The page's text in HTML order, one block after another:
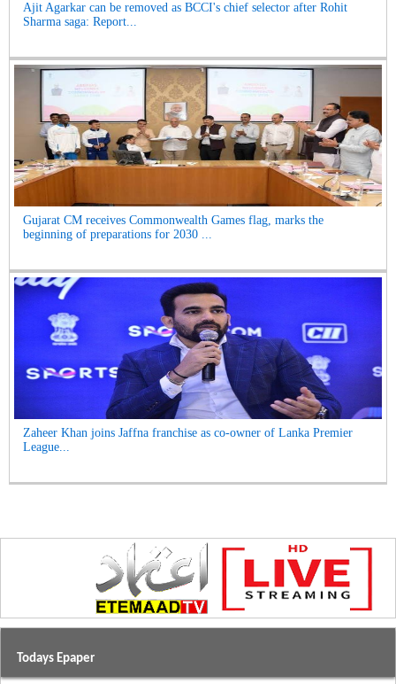
Ajit Agarkar can be removed as BCCI's chief selector after Rohit
Sharma saga: Report...
Gujarat CM receives Commonwealth Games flag, marks the
beginning of preparations for 2030 ...
Zaheer Khan joins Jaffna franchise as co-owner of Lanka Premier
League...
Todays Epaper